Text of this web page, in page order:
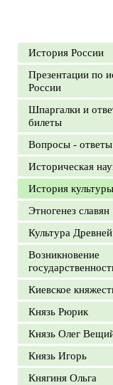
История России
Презентации по
России
Шпаргалки и
билеты
Вопросы - ответы
Историческая
История культуры
Этногенез славян
Культура
Возникновение
Киевское
Князь Рюрик
Князь Олег
Князь Игорь
Княгиня Ольга